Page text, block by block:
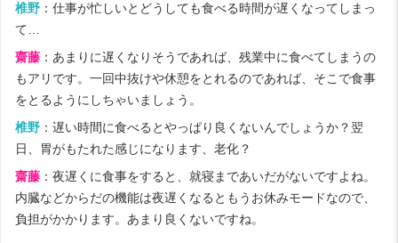
椎野 ：仕事が忙しいとどうしても食べる時間が遅くなってしまっ
て…
齋藤 ：あまりに遅くなりそうであれば、残業中に食べてしまうの
もアリです。一回中抜けや休憩をとれるのであれば、そこで食事
をとるようにしちゃいましょう。
椎野 ：遅い時間に食べるとやっぱり良くないんでしょうか？翌
日、胃がもたれた感じになります、老化？
齋藤 ：夜遅くに食事をすると、就寝まであいだがないですよね。
内臓などからだの機能は夜遅くなるともうお休みモードなので、
負担がかかります。あまり良くないですね。